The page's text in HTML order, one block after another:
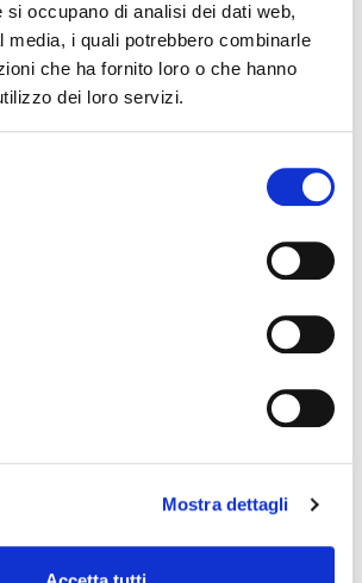
si occupano di analisi dei dati web,
media, i quali potrebbero combinarle
che ha fornito loro o che hanno
dei loro servizi.
Mostra dettagli
not responsible for any inaccuracies or
of events reported. In case of
modification of the information of an
toinfotur@comune.fe.it